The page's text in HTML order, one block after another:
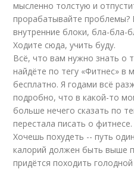
мысленно толстую и
прорабатывайте
внутренние блоки, бла-бла-
Ходите сюда, учить буду.
Всё, что вам нужно знать о
найдёте по тегу «Фитнес» в
бесплатно. Я годами всё
подробно, что в какой-то
больше нечего сказать по
перестала писать о фитнесе.
Хочешь похудеть -- путь
калорий должен быть выше
придётся походить